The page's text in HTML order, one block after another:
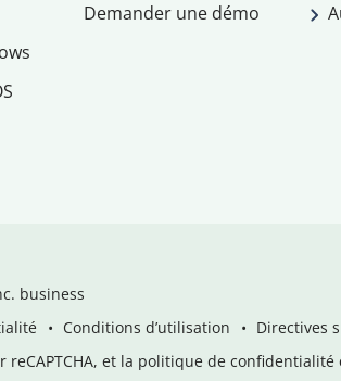
Demander une démo
business
Conditions d’utilisation
Directives
reCAPTCHA, et la politique de